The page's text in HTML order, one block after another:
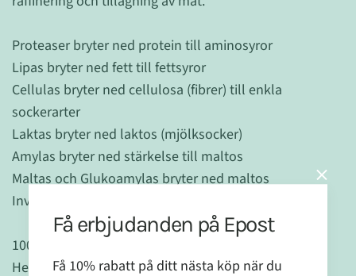
Proteaser bryter ned protein till aminosyror
Lipas bryter ned fett till fettsyror
Cellulas bryter ned cellulosa (fibrer) till enkla
sockerarter
Laktas bryter ned laktos (mjölksocker)
Amylas bryter ned stärkelse till maltos
Maltas och Glukoamylas bryter ned maltos
Invertas bryter ned rörsocker till enkla sockerarter.
100 % VEGETABILISKT
Helazym® är registrerat av Vegan Society och kan
Få erbjudanden på Epost
Få 10% rabatt på ditt nästa köp när du